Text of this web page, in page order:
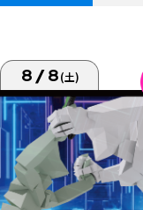
8/8(土)